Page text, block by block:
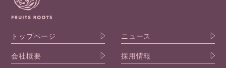
トップページ
ニュース
会社概要
採用情報